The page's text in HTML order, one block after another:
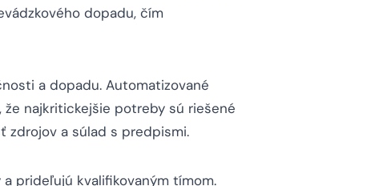
dopadu, čím
a dopadu. Automatizované
najkritickejšie potreby sú riešené
zdrojov a súlad s predpismi.
prideľujú kvalifikovaným tímom.